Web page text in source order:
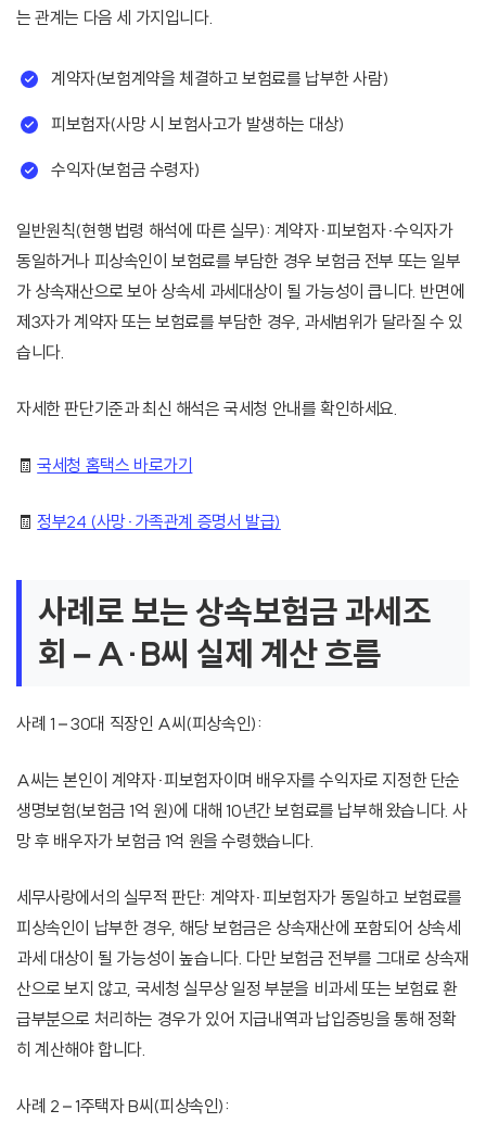
는 관계는 다음 세 가지입니다.
계약자(보험계약을 체결하고 보험료를 납부한 사람)
피보험자(사망 시 보험사고가 발생하는 대상)
수익자(보험금 수령자)
일반원칙(현행 법령 해석에 따른 실무): 계약자·피보험자·수익자가
동일하거나 피상속인이 보험료를 부담한 경우 보험금 전부 또는 일부
가 상속재산으로 보아 상속세 과세대상이 될 가능성이 큽니다. 반면에
제3자가 계약자 또는 보험료를 부담한 경우, 과세범위가 달라질 수 있
습니다.
자세한 판단기준과 최신 해석은 국세청 안내를 확인하세요.
🧾국세청 홈택스 바로가기
🧾정부24 (사망·가족관계 증명서 발급)
사례로 보는 상속보험금 과세조
회 – A·B씨 실제 계산 흐름
사례 1 – 30대 직장인 A씨(피상속인):
A씨는 본인이 계약자·피보험자이며 배우자를 수익자로 지정한 단순
생명보험(보험금 1억 원)에 대해 10년간 보험료를 납부해 왔습니다. 사
망 후 배우자가 보험금 1억 원을 수령했습니다.
세무사랑에서의 실무적 판단: 계약자·피보험자가 동일하고 보험료를
피상속인이 납부한 경우, 해당 보험금은 상속재산에 포함되어 상속세
과세 대상이 될 가능성이 높습니다. 다만 보험금 전부를 그대로 상속재
산으로 보지 않고, 국세청 실무상 일정 부분을 비과세 또는 보험료 환
급부분으로 처리하는 경우가 있어 지급내역과 납입증빙을 통해 정확
히 계산해야 합니다.
사례 2 – 1주택자 B씨(피상속인):